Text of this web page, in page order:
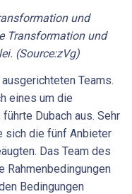
und
Transformation und
(Source:zVg)
Teams.
eines um die
Dubach aus. Sehr
sich die fünf Anbieter
Das Team des
Rahmenbedingungen
Bedingungen